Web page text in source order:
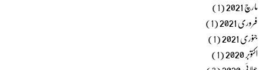
مارچ 2021 (1)
فروری 2021 (1)
جنوری 2021 (1)
اکتوبر 2020 (1)